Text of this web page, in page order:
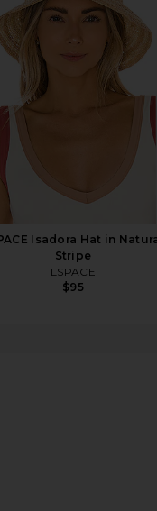
Isadora Hat in
Stripe
LSPACE
$95